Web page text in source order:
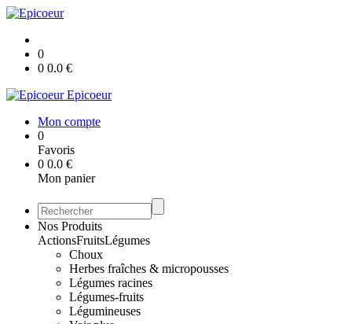
0
0 0.0 €
Epicoeur
Mon compte
0
Favoris
0 0.0 €
Mon panier
Nos Produits
ActionsFruitsLégumes
Choux
Herbes fraîches & micropousses
Légumes racines
Légumes-fruits
Légumineuses